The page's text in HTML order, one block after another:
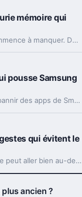
mémoire qui
Le portable le plus populaire d’Apple commence à manquer. Délais vers fin août, voire septembre, et Apple cherche déjà des parades côté mémoire.
pousse Samsung
Après une alerte sécurité, Samsung va bannir des apps de Smart TV capables de partager votre connexion avec des inconnus, en arrière-plan.
qui évitent le
Un smartphone qui surchauffe en voiture peut aller bien au-delà du simple bug. Support, charge et soleil direct forment souvent le trio à éviter.
ancien ?